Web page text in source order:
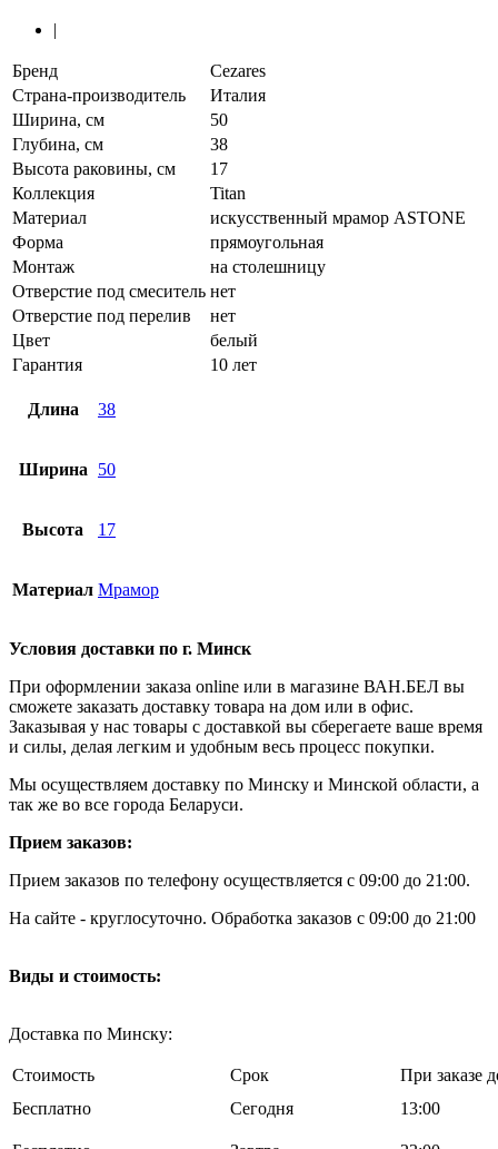
|
Бренд
Cezares
Страна-производитель
Италия
Ширина, см
50
Глубина, см
38
Высота раковины, см
17
Коллекция
Titan
Материал
искусственный мрамор ASTONE
Форма
прямоугольная
Монтаж
на столешницу
Отверстие под смеситель нет
Отверстие под перелив
нет
Цвет
белый
Гарантия
10 лет
Длина 38
Ширина 50
Высота 17
Материал Мрамор
Условия доставки по г. Минск
При оформлении заказа online или в магазине ВАН.БЕЛ вы
сможете заказать доставку товара на дом или в офис.
Заказывая у нас товары с доставкой вы сберегаете ваше время
и силы, делая легким и удобным весь процесс покупки.
Мы осуществляем доставку по Минску и Минской области, а
так же во все города Беларуси.
Прием заказов:
Прием заказов по телефону осуществляется с 09:00 до 21:00.
На сайте - круглосуточно. Обработка заказов с 09:00 до 21:00
Виды и стоимость:
Доставка по Минску:
Стоимость Срок
При заказе
Бесплатно
Cегодня 13:00